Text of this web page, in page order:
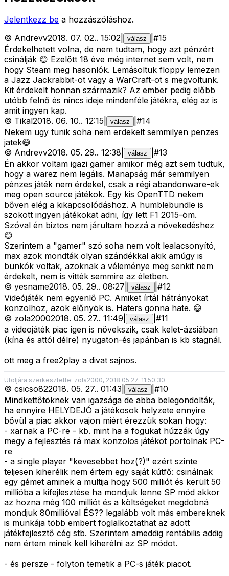
Jelentkezz be a hozzászóláshoz.
© Andrevv2018. 07. 02.. 15:02 válasz #15
Érdekelhetett volna, de nem tudtam, hogy azt pénzért
csinálják 😊 Ezelőtt 18 éve még internet sem volt, nem
hogy Steam meg hasonlók. Lemásoltuk floppy lemezen
a Jazz Jackrabbit-ot vagy a WarCraft-ot s megvoltunk.
Kit érdekelt honnan származik? Az ember pedig előbb
utóbb felnő és nincs ideje mindenféle játékra, elég az is
amit ingyen kap.
© Tikal2018. 06. 10.. 12:15 válasz #14
Nekem ugy tunik soha nem erdekelt semmilyen penzes
jatek😄
© Andrevv2018. 05. 29.. 12:38 válasz #13
Én akkor voltam igazi gamer amikor még azt sem tudtuk,
hogy a warez nem legális. Manapság már semmilyen
pénzes játék nem érdekel, csak a régi abandonware-ek
meg open source játékok. Egy kis OpenTTD nekem
bőven elég a kikapcsolódáshoz. A humblebundle is
szokott ingyen játékokat adni, így lett F1 2015-öm.
Szóval én biztos nem járultam hozzá a növekedéshez
😊
Szerintem a "gamer" szó soha nem volt lealacsonyító,
max azok mondták olyan szándékkal akik amúgy is
bunkók voltak, azoknak a véleménye meg senkit nem
érdekelt, nem is vitték semmire az életben.
© yesname2018. 05. 29.. 08:27 válasz #12
Videójáték nem egyenlő PC. Amiket írtál hátrányokat
konzolhoz, azok előnyök is. Haters gonna hate. 😄
© zola20002018. 05. 27.. 11:49 válasz #11
a videojáték piac igen is növekszik, csak kelet-ázsiában
(kína és attól délre) nyugaton-és japánban is kb stagnál.
ott meg a free2play a divat sajnos.
Utoljára szerkesztette: zola2000, 2018.05.27. 11:50:30
© csicso822018. 05. 27.. 01:43 válasz #10
Mindkettőtöknek van igazsága de abba belegondolták,
ha ennyire HELYDEJÓ a játékosok helyzete ennyire
bővül a piac akkor vajon miért érezzük sokan hogy:
- xarnak a PC-re - kb. mint ha a fogukat húzzák úgy
megy a fejlesztés rá max konzolos játékot portolnak PC-
re
- a single player "kevesebbet hoz(?)" ezért szinte
teljesen kiherélik nem értem egy saját kútfő: csinálnak
egy gémet aminek a multija hogy 500 milliót és került 50
millióba a kifejlesztése ha mondjuk lenne SP mód akkor
az hozna még 100 milliót és a költségeket megdobná
mondjuk 80millióval ÉS?? legalább volt más embereknek
is munkája több embert foglalkoztathat az adott
játékfejlesztő cég stb. Szerintem ameddig rentábilis addig
nem értem minek kell kiherélni az SP módot.
- és persze - folyton temetik a PC-s játék piacot.